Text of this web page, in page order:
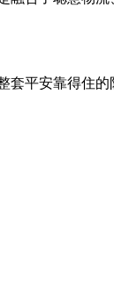
平安靠得住的